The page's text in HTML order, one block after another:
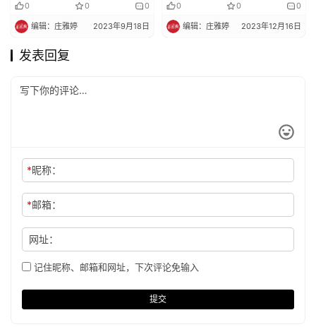
0 0 0
编辑：庄雅婷 2023年9月18日
生简章
0 0 0
编辑：庄雅婷 2023年12月16日
发表回复
*昵称：
*邮箱：
网址：
记住昵称、邮箱和网址，下次评论免输入
提交